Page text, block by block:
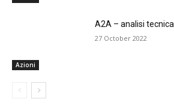
Azioni
A2A – analisi tecnica
27 October 2022